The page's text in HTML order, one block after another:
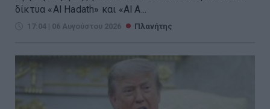
δίκτυα «Al Hadath» και «Al A...
17:04 | 06 Αυγούστου 2026 Πλανήτης